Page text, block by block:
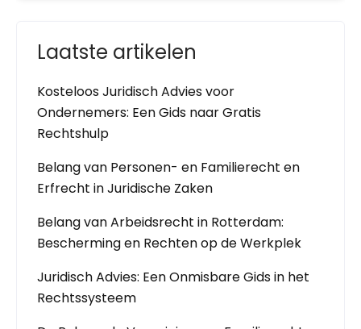
Laatste artikelen
Kosteloos Juridisch Advies voor
Ondernemers: Een Gids naar Gratis
Rechtshulp
Belang van Personen- en Familierecht en
Erfrecht in Juridische Zaken
Belang van Arbeidsrecht in Rotterdam:
Bescherming en Rechten op de Werkplek
Juridisch Advies: Een Onmisbare Gids in het
Rechtssysteem